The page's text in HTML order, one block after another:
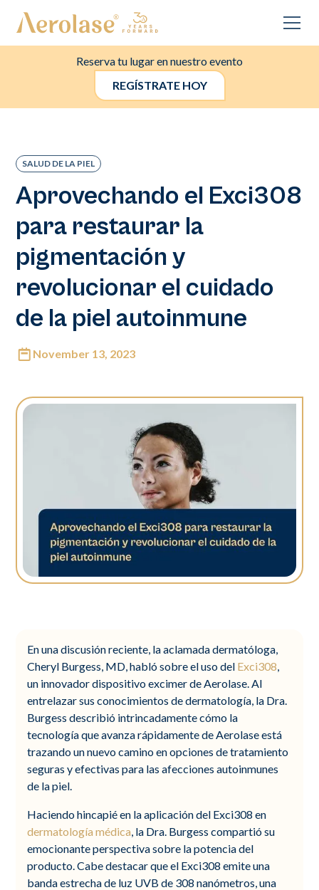
Reserva tu lugar en nuestro evento
REGÍSTRATE HOY
SALUD DE LA PIEL
Aprovechando el Exci308
para restaurar la
pigmentación y
revolucionar el cuidado
de la piel autoinmune
November 13, 2023
En una discusión reciente, la aclamada dermatóloga,
Cheryl Burgess, MD, habló sobre el uso del Exci308,
un innovador dispositivo excimer de Aerolase. Al
entrelazar sus conocimientos de dermatología, la Dra.
Burgess describió intrincadamente cómo la
tecnología que avanza rápidamente de Aerolase está
trazando un nuevo camino en opciones de tratamiento
seguras y efectivas para las afecciones autoinmunes
de la piel.
Haciendo hincapié en la aplicación del Exci308 en
dermatología médica, la Dra. Burgess compartió su
emocionante perspectiva sobre la potencia del
producto. Cabe destacar que el Exci308 emite una
banda estrecha de luz UVB de 308 nanómetros, una